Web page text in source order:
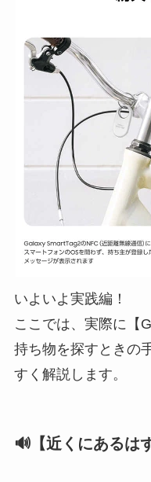
いよいよ実践編！
ここでは、実際に【
持ち物を探すときの
すく解説します。
🔊【近くにあるは